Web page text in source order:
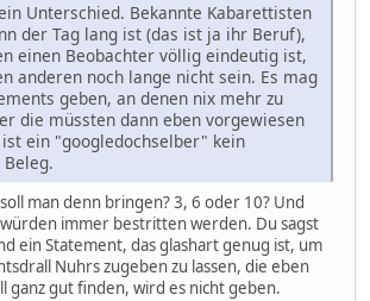
Unterschied. Bekannte Kabarettisten
der Tag lang ist (das ist ja ihr Beruf),
einen Beobachter völlig eindeutig ist,
anderen noch lange nicht sein. Es mag
geben, an denen nix mehr zu
die müssten dann eben vorgewiesen
ein "googledochselber" kein
man denn bringen? 3, 6 oder 10? Und
immer bestritten werden. Du sagst
ein Statement, das glashart genug ist, um
Nuhrs zugeben zu lassen, die eben
ganz gut finden, wird es nicht geben.